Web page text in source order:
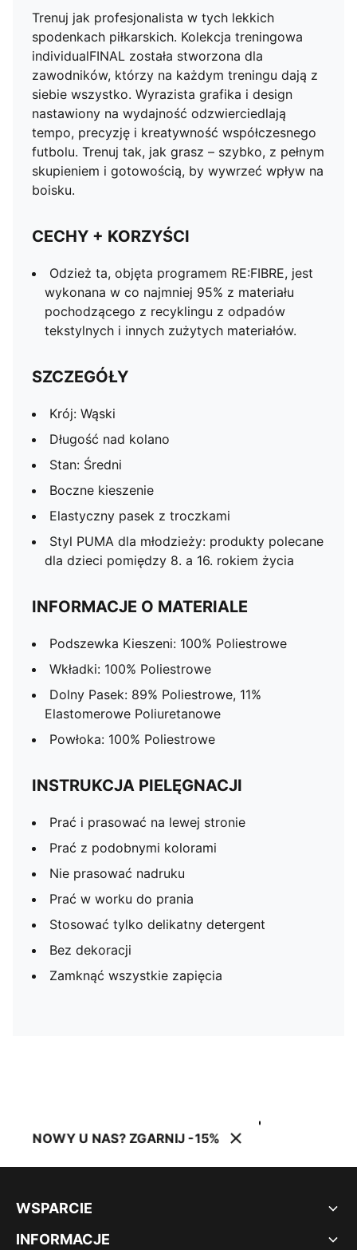
Trenuj jak profesjonalista w tych lekkich
spodenkach piłkarskich. Kolekcja treningowa
individualFINAL została stworzona dla
zawodników, którzy na każdym treningu dają z
siebie wszystko. Wyrazista grafika i design
nastawiony na wydajność odzwierciedlają
tempo, precyzję i kreatywność współczesnego
futbolu. Trenuj tak, jak grasz – szybko, z pełnym
skupieniem i gotowością, by wywrzeć wpływ na
boisku.
CECHY + KORZYŚCI
Odzież ta, objęta programem RE:FIBRE, jest
wykonana w co najmniej 95% z materiału
pochodzącego z recyklingu z odpadów
tekstylnych i innych zużytych materiałów.
SZCZEGÓŁY
Krój: Wąski
Długość nad kolano
Stan: Średni
Boczne kieszenie
Elastyczny pasek z troczkami
Styl PUMA dla młodzieży: produkty polecane
dla dzieci pomiędzy 8. a 16. rokiem życia
INFORMACJE O MATERIALE
Podszewka Kieszeni: 100% Poliestrowe
Wkładki: 100% Poliestrowe
Dolny Pasek: 89% Poliestrowe, 11%
Elastomerowe Poliuretanowe
Powłoka: 100% Poliestrowe
INSTRUKCJA PIELĘGNACJI
Prać i prasować na lewej stronie
Prać z podobnymi kolorami
Nie prasować nadruku
Prać w worku do prania
Stosować tylko delikatny detergent
Bez dekoracji
Zamknąć wszystkie zapięcia
NOWY U NAS? ZGARNIJ -15%
WSPARCIE
INFORMACJE